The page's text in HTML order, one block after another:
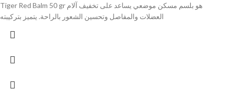
Tiger Red Balm 50 gr هو بلسم مسكن موضعي يساعد على تخفيف آلام
العضلات والمفاصل وتحسين الشعور بالراحة. يتميز بتركيبته